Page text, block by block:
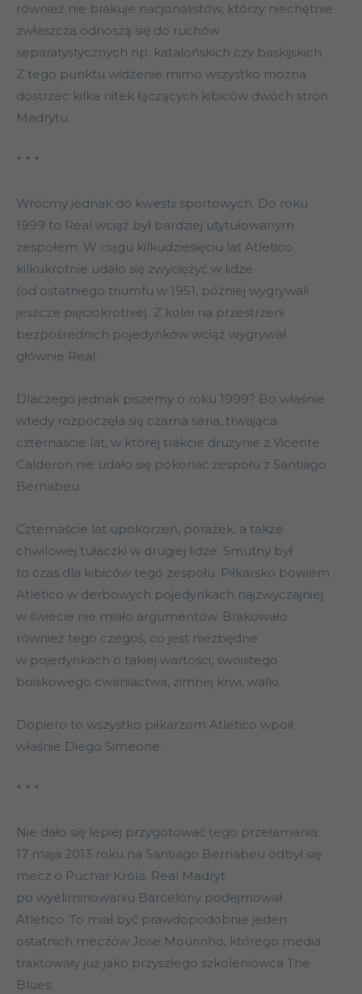
również nie brakuje nacjonalistów, którzy niechętnie
zwłaszcza odnoszą się do ruchów
separatystycznych np. katalońskich czy baskijskich.
Z tego punktu widzenie mimo wszystko można
dostrzec kilka nitek łączących kibiców dwóch stron
Madrytu.
* * *
Wróćmy jednak do kwestii sportowych. Do roku
1999 to Real wciąż był bardziej utytułowanym
zespołem. W ciągu kilkudziesięciu lat Atletico
kilkukrotnie udało się zwyciężyć w lidze
(od ostatniego triumfu w 1951, później wygrywali
jeszcze pięciokrotnie). Z kolei na przestrzeni
bezpośrednich pojedynków wciąż wygrywał
głównie Real.
Dlaczego jednak piszemy o roku 1999? Bo właśnie
wtedy rozpoczęła się czarna seria, trwająca
czternaście lat, w której trakcie drużynie z Vicente
Calderon nie udało się pokonać zespołu z Santiago
Bernabeu.
Czternaście lat upokorzeń, porażek, a także
chwilowej tułaczki w drugiej lidze. Smutny był
to czas dla kibiców tego zespołu. Piłkarsko bowiem
Atletico w derbowych pojedynkach najzwyczajniej
w świecie nie miało argumentów. Brakowało
również tego czegoś, co jest niezbędne
w pojedynkach o takiej wartości, swoistego
boiskowego cwaniactwa, zimnej krwi, walki.
Dopiero to wszystko piłkarzom Atletico wpoił
właśnie Diego Simeone.
* * *
Nie dało się lepiej przygotować tego przełamania.
17 maja 2013 roku na Santiago Bernabeu odbył się
mecz o Puchar Króla. Real Madryt
po wyeliminowaniu Barcelony podejmował
Atletico. To miał być prawdopodobnie jeden
ostatnich meczów Jose Mourinho, którego media
traktowały już jako przyszłego szkoleniowca The
Blues.